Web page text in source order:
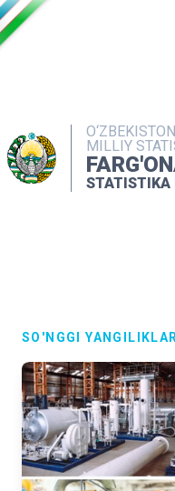
MILLIY
STATISTIKA
SO'NGGI YANGILIKLAR